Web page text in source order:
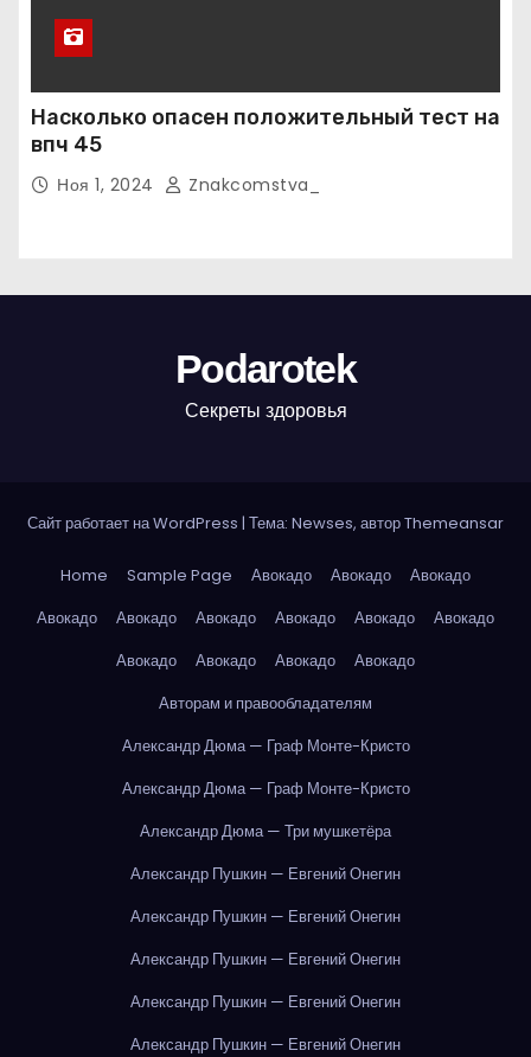
Насколько опасен положительный тест на
впч 45
Ноя 1, 2024 Znakcomstva_
Podarotek
Секреты здоровья
Сайт работает на WordPress | Тема: Newses, авторThemeansar
Home Sample Page Авокадо Авокадо
Авокадо
Авокадо
Авокадо Авокадо Авокадо Авокадо
Авокадо
Авокадо
Авокадо Авокадо
Авокадо
Авторам и правообладателям
Александр Дюма — Граф Монте-Кристо
Александр Дюма — Граф Монте-Кристо
Александр Дюма — Три мушкетёра
Александр Пушкин — Евгений Онегин
Александр Пушкин — Евгений Онегин
Александр Пушкин — Евгений Онегин
Александр Пушкин — Евгений Онегин
Александр Пушкин — Евгений Онегин